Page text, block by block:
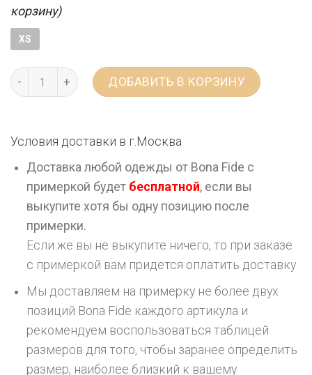
корзину)
XS
ДОБАВИТЬ В КОРЗИНУ
Условия доставки в г. Москва
Доставка любой одежды от Bona Fide с
примеркой будет бесплатной, если вы
выкупите хотя бы одну позицию после
примерки.
Если же вы не выкупите ничего, то при заказе
с примеркой вам придется оплатить доставку
Мы доставляем на примерку не более двух
позиций Bona Fide каждого артикула и
рекомендуем воспользоваться таблицей
размеров для того, чтобы заранее определить
размер, наиболее близкий к вашему